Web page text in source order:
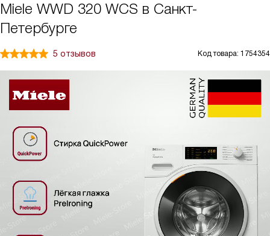
Miele WWD 320 WCS в Санкт-
Петербурге
5 отзывов Код товара: 1754354